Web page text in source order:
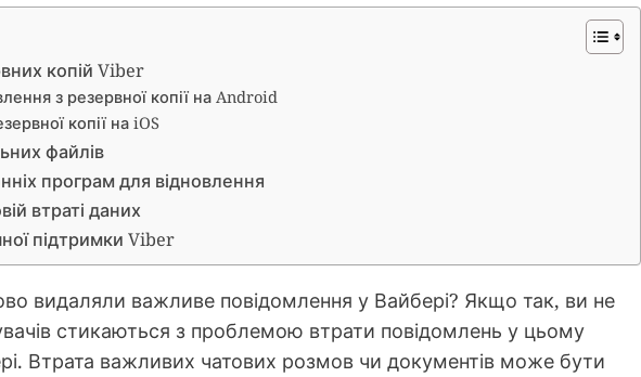
копій Viber
з резервної копії на Android
копії на iOS
файлів
програм для відновлення
втраті даних
підтримки Viber
видаляли важливе повідомлення у Вайбері? Якщо так, ви не
стикаються з проблемою втрати повідомлень у цьому
Втрата важливих чатових розмов чи документів може бути